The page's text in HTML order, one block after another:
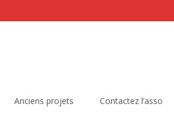
Anciens projets Contactez l’asso